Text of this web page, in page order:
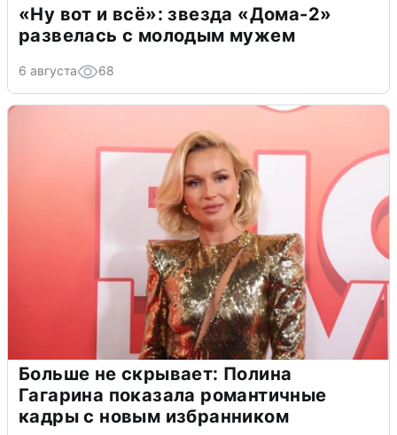
«Ну вот и всё»: звезда «Дома-2»
развелась с молодым мужем
6 августа 68
Больше не скрывает: Полина
Гагарина показала романтичные
кадры с новым избранником